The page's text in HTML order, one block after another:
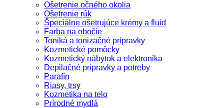
Ošetrenie očného okolia
Ošetrenie rúk
Špeciálne ošetrujúce krémy a fluid
Farba na obočie
Toniká a tonizačné prípravky
Kozmetické pomôcky
Kozmetický nábytok a elektronika
Depilačné prípravky a potreby
Parafín
Riasy, trsy
Kozmetika na telo
Prírodné mydlá